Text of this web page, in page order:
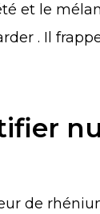
et le
. Il
de